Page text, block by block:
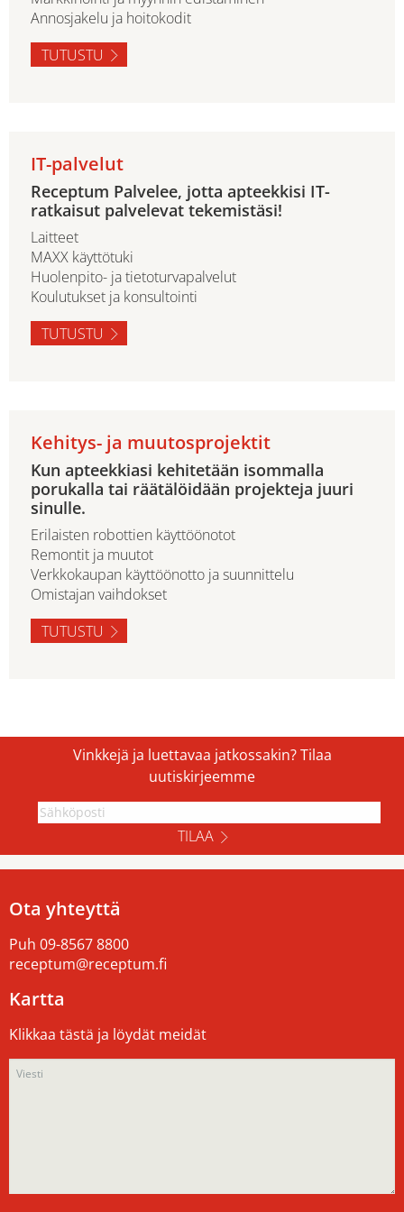
Annosjakelu ja hoitokodit
TUTUSTU
IT-palvelut
Receptum Palvelee, jotta apteekkisi IT-
ratkaisut palvelevat tekemistäsi!
Laitteet
MAXX käyttötuki
Huolenpito- ja tietoturvapalvelut
Koulutukset ja konsultointi
TUTUSTU
Kehitys- ja muutosprojektit
Kun apteekkiasi kehitetään isommalla
porukalla tai räätälöidään projekteja juuri
sinulle.
Erilaisten robottien käyttöönotot
Remontit ja muutot
Verkkokaupan käyttöönotto ja suunnittelu
Omistajan vaihdokset
TUTUSTU
Vinkkejä ja luettavaa jatkossakin? Tilaa
uutiskirjeemme
TILAA
Ota yhteyttä
Puh 09-8567 8800
receptum@receptum.fi
Kartta
Klikkaa tästä ja löydät meidät